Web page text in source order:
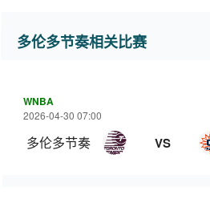
多伦多节奏相关比赛
WNBA
2026-04-30 07:00
多伦多节奏 VS